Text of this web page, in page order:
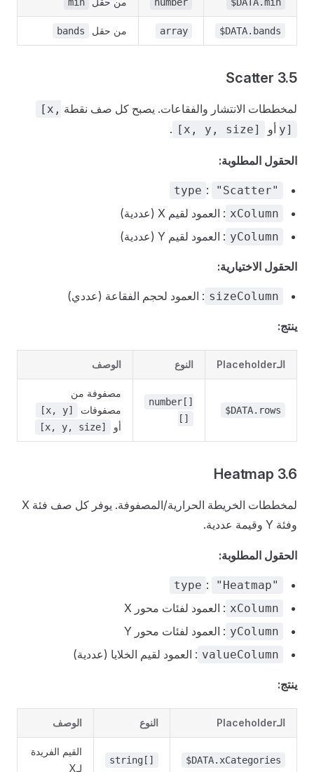
$DATA.bands
array من حقل bands
3.5 Scatter
لمخططات الانتشار والفقاعات. يصبح كل صف نقطة [x,
y] أو [x, y, size]
.
الحقول المطلوبة:
type :
"Scatter"
xColumn : العمود لقيم X (عددية)
yColumn : العمود لقيم Y (عددية)
الحقول الاختيارية:
sizeColumn : العمود لحجم الفقاعة (عددي)
ينتج:
الـPlaceholder النوع الوصف
$DATA.rows
number[]
[]
مصفوفة من
مصفوفات
[x, y]
أو [x, y, size]
3.6 Heatmap
لمخططات الخريطة الحرارية/المصفوفة. يوفر كل صف فئة X
وفئة Y وقيمة عددية.
الحقول المطلوبة:
type :
"Heatmap"
xColumn : العمود لفئات محور X
yColumn : العمود لفئات محور Y
valueColumn : العمود لقيم الخلايا (عددية)
ينتج:
الـPlaceholder النوع الوصف
$DATA.xCategories
string[]
القيم الفريدة
لـX